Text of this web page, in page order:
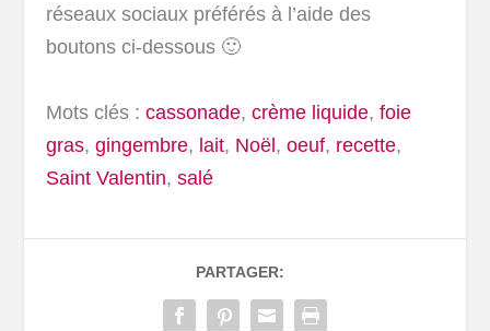
réseaux sociaux préférés à l’aide des
boutons ci-dessous 🙂
Mots clés : cassonade,crème liquide,foie
gras,gingembre, lait, Noël ,oeuf, recette,
Saint Valentin,salé
PARTAGER: